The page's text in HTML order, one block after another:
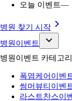
오늘 이벤트—
병원 찾기 시작
병원이벤트
병원이벤트 카테고리
폭염케어 이벤
썸머뷰티 이벤
라스트찬스이